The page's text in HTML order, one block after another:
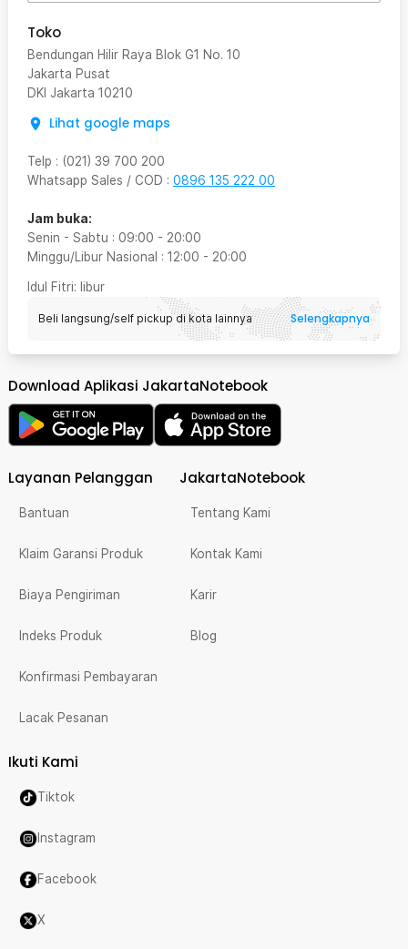
Toko
Bendungan Hilir Raya Blok G1 No. 10
Jakarta Pusat
DKI Jakarta 10210
Lihat google maps
Telp : (021) 39 700 200
Whatsapp Sales / COD : 0896 135 222 00
Jam buka:
Senin - Sabtu : 09:00 - 20:00
Minggu/Libur Nasional : 12:00 - 20:00
Idul Fitri: libur
Beli langsung/self pickup di kota lainnya Selengkapnya
Download Aplikasi JakartaNotebook
Layanan Pelanggan
Bantuan
Klaim Garansi Produk
Biaya Pengiriman
Indeks Produk
Konfirmasi Pembayaran
Lacak Pesanan
JakartaNotebook
Tentang Kami
Kontak Kami
Karir
Blog
Ikuti Kami
Tiktok
Instagram
Facebook
X